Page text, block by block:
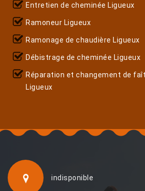
Entretien de cheminée Ligueux
Ramoneur Ligueux
Ramonage de chaudière Ligueux
Débistrage de cheminée Ligueux
Réparation et changement de
Ligueux
indisponible